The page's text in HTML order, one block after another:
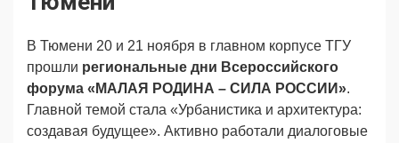
В Тюмени 20 и 21 ноября в главном корпусе ТГУ
прошли региональные дни Всероссийского
форума «МАЛАЯ РОДИНА – СИЛА РОССИИ».
Главной темой стала «Урбанистика и архитектура:
создавая будущее». Активно работали диалоговые